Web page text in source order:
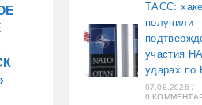
ТАСС:
получили
участия
ударах по
07.08.2026 /
0